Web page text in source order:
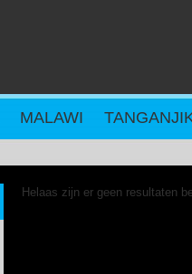
MALAWI
Helaas zijn er geen resultaten